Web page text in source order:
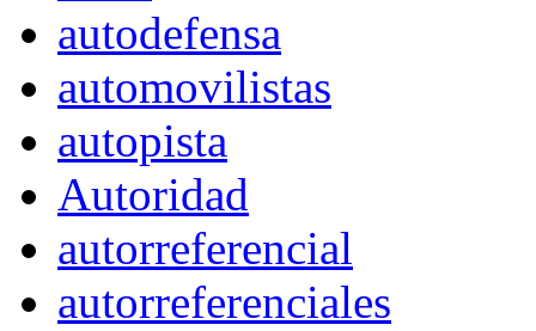
autodefensa
automovilistas
autopista
Autoridad
autorreferencial
autorreferenciales